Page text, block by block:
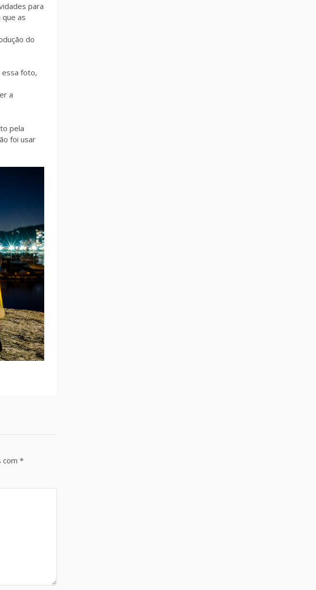
para
que as
do
essa foto,
a
pela
foi usar
com *